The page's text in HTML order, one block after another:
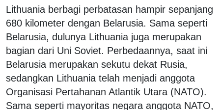
Lithuania berbagi perbatasan hampir sepanjang
680 kilometer dengan Belarusia. Sama seperti
Belarusia, dulunya Lithuania juga merupakan
bagian dari Uni Soviet. Perbedaannya, saat ini
Belarusia merupakan sekutu dekat Rusia,
sedangkan Lithuania telah menjadi anggota
Organisasi Pertahanan Atlantik Utara (NATO).
Sama seperti mayoritas negara anggota NATO,